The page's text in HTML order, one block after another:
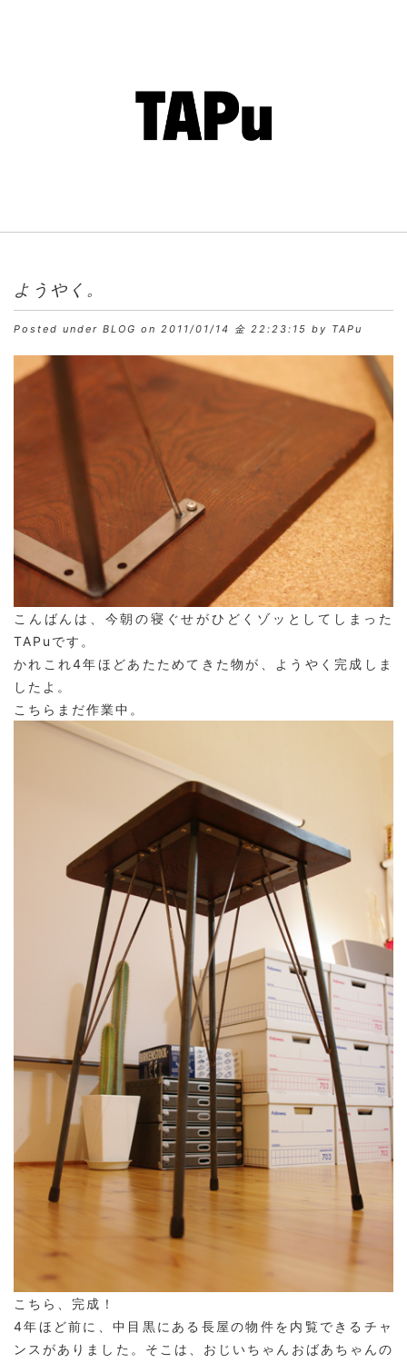
ようやく。
Posted under BLOG on 2011/01/14 金 22:23:15 by TAPu
こんばんは、今朝の寝ぐせがひどくゾッとしてしまった
TAPuです。
かれこれ4年ほどあたためてきた物が、ようやく完成しま
したよ。
こちらまだ作業中。
こちら、完成！
4年ほど前に、中目黒にある長屋の物件を内覧できるチャ
ンスがありました。そこは、おじいちゃんおばあちゃんの